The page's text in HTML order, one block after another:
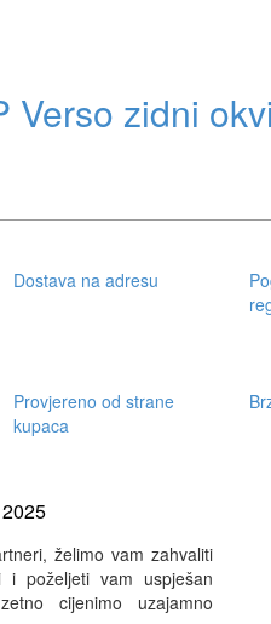
Verso zidni
Dostava na adresu
Provjereno od strane
kupaca
želimo vam zahvaliti
poželjeti vam uspješan
cijenimo uzajamno